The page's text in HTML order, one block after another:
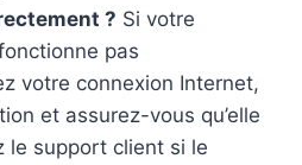
? Si votre
pas
votre connexion Internet,
et assurez-vous qu’elle
le support client si le